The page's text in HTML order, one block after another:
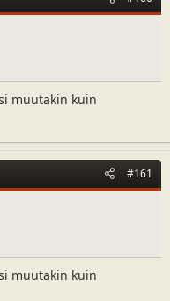
muutakin kuin
#161
muutakin kuin